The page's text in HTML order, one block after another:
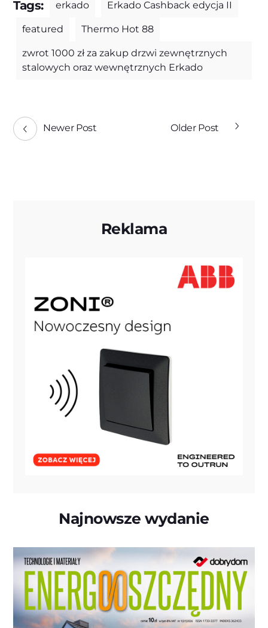
Tags: erkado Erkado Cashback edycja II
featured Thermo Hot 88
zwrot 1000 zł za zakup drzwi zewnętrznych
stalowych oraz wewnętrznych Erkado
Newer Post Older Post
Reklama
Najnowsze wydanie